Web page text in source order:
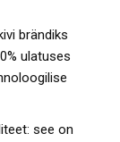
brändiks
ulatuses
see on